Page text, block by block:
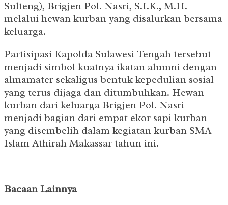
Sulteng), Brigjen Pol. Nasri, S.I.K., M.H.
melalui hewan kurban yang disalurkan bersama
keluarga.
Partisipasi Kapolda Sulawesi Tengah tersebut
menjadi simbol kuatnya ikatan alumni dengan
almamater sekaligus bentuk kepedulian sosial
yang terus dijaga dan ditumbuhkan. Hewan
kurban dari keluarga Brigjen Pol. Nasri
menjadi bagian dari empat ekor sapi kurban
yang disembelih dalam kegiatan kurban SMA
Islam Athirah Makassar tahun ini.
Bacaan Lainnya